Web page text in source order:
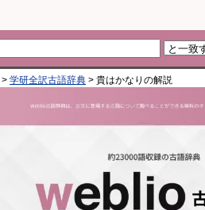
> 学研全訳古語辞典 > 貴はかなり の解説